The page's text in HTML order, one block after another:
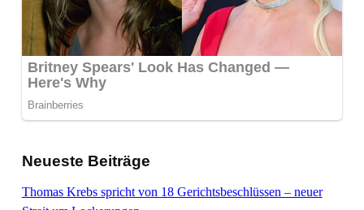
Neueste Beiträge
Thomas Krebs spricht von 18 Gerichtsbeschlüssen – neuer